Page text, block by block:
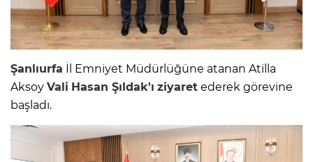
Şanlıurfa İl Emniyet Müdürlüğüne atanan Atilla
Aksoy Vali Hasan Şıldak'ı ziyaret ederek görevine
başladı.